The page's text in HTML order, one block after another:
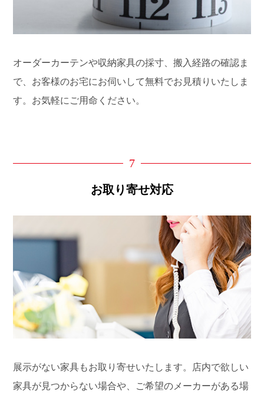
オーダーカーテンや収納家具の採寸、搬入経路の確認ま
で、お客様のお宅にお伺いして無料でお見積りいたしま
す。お気軽にご用命ください。
7
お取り寄せ対応
展示がない家具もお取り寄せいたします。店内で欲しい
家具が見つからない場合や、ご希望のメーカーがある場